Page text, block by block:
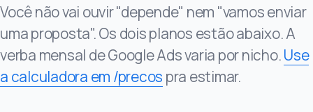
Você não vai ouvir "depende" nem "vamos enviar
uma proposta". Os dois planos estão abaixo. A
verba mensal de Google Ads varia por nicho.Use
a calculadora em /precos pra estimar.